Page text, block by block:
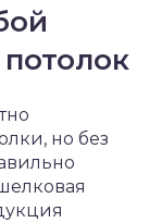
но без